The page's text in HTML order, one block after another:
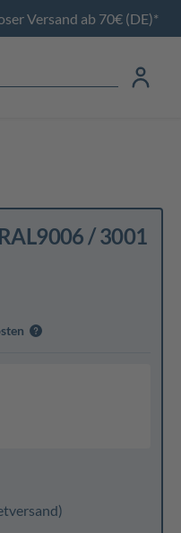
Versand ab 70€ (DE)*
/ 3001